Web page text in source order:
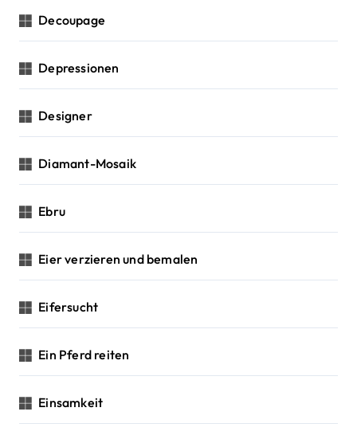
Decoupage
Depressionen
Designer
Diamant-Mosaik
Ebru
Eier verzieren und bemalen
Eifersucht
Ein Pferd reiten
Einsamkeit